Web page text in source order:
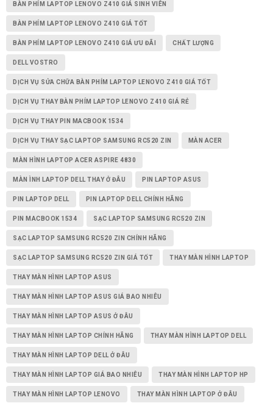
BÀN PHÍM LAPTOP LENOVO Z410 GIÁ SINH VIÊN
BÀN PHÍM LAPTOP LENOVO Z410 GIÁ TỐT
BÀN PHÍM LAPTOP LENOVO Z410 GIÁ ƯU ĐÃI CHẤT LƯỢNG
DELL VOSTRO
DỊCH VỤ SỬA CHỮA BÀN PHÍM LAPTOP LENOVO Z410 GIÁ TỐT
DỊCH VỤ THAY BÀN PHÍM LAPTOP LENOVO Z410 GIÁ RẺ
DỊCH VỤ THAY PIN MACBOOK 1534
DỊCH VỤ THAY SẠC LAPTOP SAMSUNG RC520 ZIN MÀN ACER
MÀN HÌNH LAPTOP ACER ASPIRE 4830
MÀN ÌNH LAPTOP DELL THAY Ở ĐÂU PIN LAPTOP ASUS
PIN LAPTOP DELL PIN LAPTOP DELL CHÍNH HÃNG
PIN MACBOOK 1534 SẠC LAPTOP SAMSUNG RC520 ZIN
SẠC LAPTOP SAMSUNG RC520 ZIN CHÍNH HÃNG
SẠC LAPTOP SAMSUNG RC520 ZIN GIÁ TỐT THAY MÀN HÌNH LAPTOP
THAY MÀN HÌNH LAPTOP ASUS
THAY MÀN HÌNH LAPTOP ASUS GIÁ BAO NHIÊU
THAY MÀN HÌNH LAPTOP ASUS Ở ĐÂU
THAY MÀN HÌNH LAPTOP CHÍNH HÃNG THAY MÀN HÌNH LAPTOP DELL
THAY MÀN HÌNH LAPTOP DELL Ở ĐÂU
THAY MÀN HÌNH LAPTOP GIÁ BAO NHIÊU THAY MÀN HÌNH LAPTOP HP
THAY MÀN HÌNH LAPTOP LENOVO THAY MÀN HÌNH LAPTOP Ở ĐÂU